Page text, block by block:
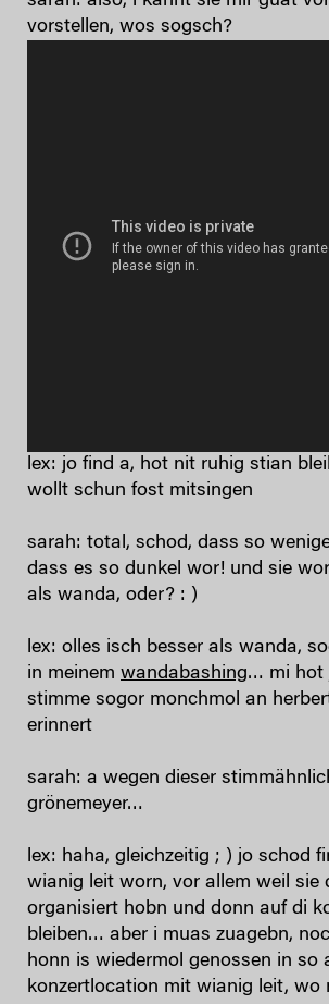
vorstellen, wos sogsch?
lex: jo find a, hot nit ruhig stian
wollt schun fost mitsingen
sarah: total, schod, dass so
dass es so dunkel wor! und sie
als wanda, oder? : )
lex: olles isch besser als wanda,
in meinem wandabashing… mi hot
stimme sogor monchmol an
erinnert
sarah: a wegen dieser
grönemeyer…
lex: haha, gleichzeitig ; ) jo schod
wianig leit worn, vor allem weil sie
organisiert hobn und donn auf di
bleiben… aber i muas zuagebn,
honn is wiedermol genossen in so
konzertlocation mit wianig leit, wo